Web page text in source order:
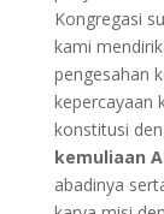
Kongregasi
kami
pengesahan
kepercayaan
konstitusi
kemuliaan
abadinya